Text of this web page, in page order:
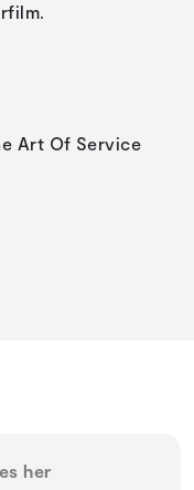
Art Of Service
her